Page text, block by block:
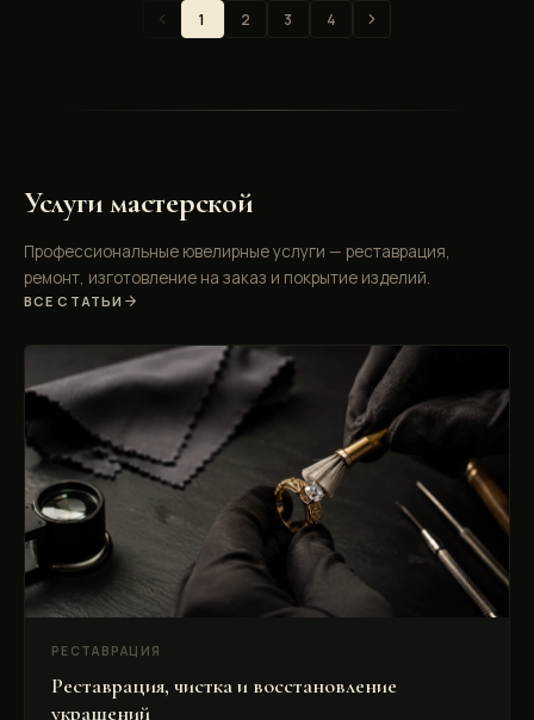
1 2 3 4
Услуги мастерской
Профессиональные ювелирные услуги — реставрация,
ремонт, изготовление на заказ и покрытие изделий.
ВСЕ СТАТЬИ
РЕСТАВРАЦИЯ
Реставрация, чистка и восстановление
украшений